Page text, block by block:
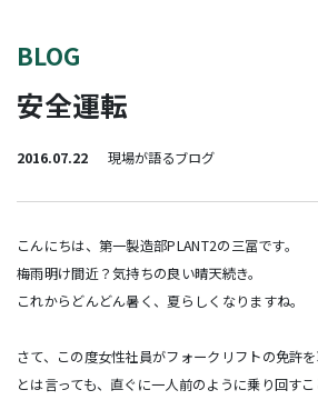
BLOG
安全運転
2016.07.22 現場が語るブログ
こんにちは、第一製造部PLANT2の三冨です。
梅雨明け間近？気持ちの良い晴天続き。
これからどんどん暑く、夏らしくなりますね。
さて、この度女性社員がフォークリフトの免許を
とは言っても、直ぐに一人前のように乗り回す